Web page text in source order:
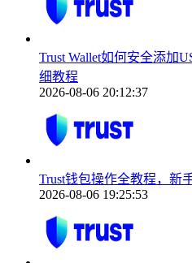
Trust Wallet如何安全添加
细教程
2026-08-06 20:12:37
Trust钱包操作全教程，新
2026-08-06 19:25:53